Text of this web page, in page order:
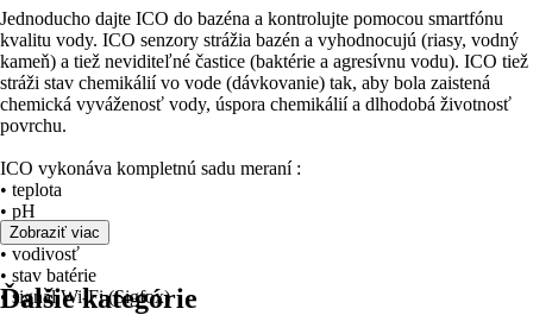
Jednoducho dajte ICO do bazéna a kontrolujte pomocou smartfónu
kvalitu vody. ICO senzory strážia bazén a vyhodnocujú (riasy, vodný
kameň) a tiež neviditeľné častice (baktérie a agresívnu vodu). ICO tiež
stráži stav chemikálií vo vode (dávkovanie) tak, aby bola zaistená
chemická vyváženosť vody, úspora chemikálií a dlhodobá životnosť
povrchu.
ICO vykonáva kompletnú sadu meraní :
• teplota
• pH
• ORP
• vodivosť
• stav batérie
• signál Wi-Fi (Sigfox)
Zobraziť viac
Ďalšie kategórie